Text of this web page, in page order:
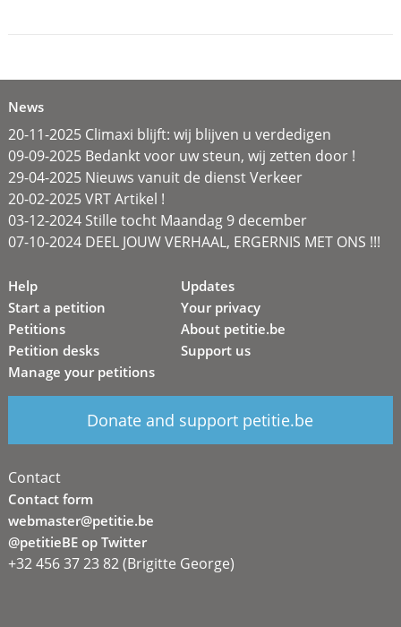
News
20-11-2025 Climaxi blijft: wij blijven u verdedigen
09-09-2025 Bedankt voor uw steun, wij zetten door !
29-04-2025 Nieuws vanuit de dienst Verkeer
20-02-2025 VRT Artikel !
03-12-2024 Stille tocht Maandag 9 december
07-10-2024 DEEL JOUW VERHAAL, ERGERNIS MET ONS !!!
Help
Start a petition
Petitions
Petition desks
Manage your petitions
Updates
Your privacy
About petitie.be
Support us
Donate and support petitie.be
Contact
Contact form
webmaster@petitie.be
@petitieBE op Twitter
+32 456 37 23 82 (Brigitte George)